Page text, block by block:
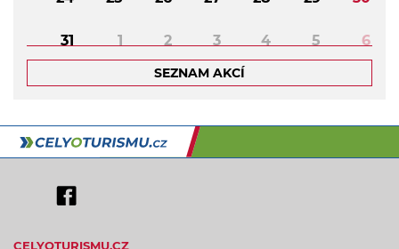
31 1 2 3 4 5 6
SEZNAM AKCÍ
CELYOTURISMU.CZ